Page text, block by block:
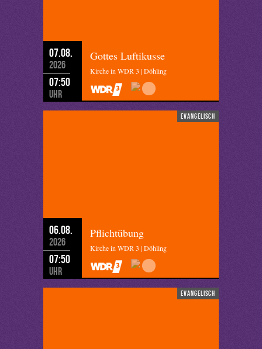
07.08.
2026
07:50
Uhr
Gottes Luftikusse
Kirche in WDR 3 | Döhling
evangelisch
06.08.
2026
07:50
Uhr
Pflichtübung
Kirche in WDR 3 | Döhling
evangelisch